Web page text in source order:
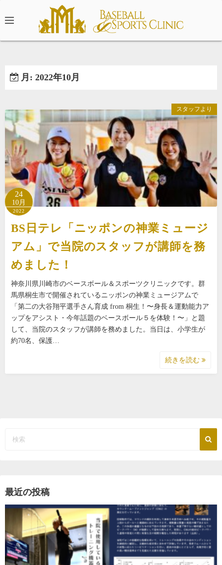
ン
ン
ッ
プ
月: 2022年10月
スタッフより
24
10月
2022
BS日テレ「ニッポンの神業ミュージ
アム」で当院のスタッフが講師を務
めました！
神奈川県川崎市のベースボール＆スポーツクリニックです。群
馬県桐生市で開催されているニッポンの神業ミュージアムで
「第二の大谷翔平選手さん育成 from 桐生！〜身長＆運動能力ア
ップをアシスト・今年話題のベースボール５を体験！〜」と題
して、当院のスタッフが講師を務めました。当日は、小学生が
約70名、保護…
続きを読む
最近の投稿